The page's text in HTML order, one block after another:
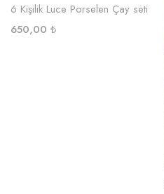
6 Kişilik Luce Porselen Çay seti
650,00 ₺